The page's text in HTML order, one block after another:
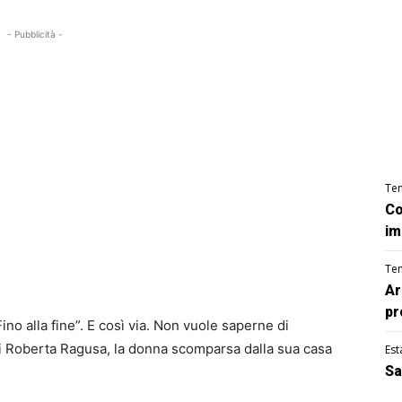
- Pubblicità -
alla fine”. E così via. Non vuole saperne di
Ragusa, la donna scomparsa dalla sua casa